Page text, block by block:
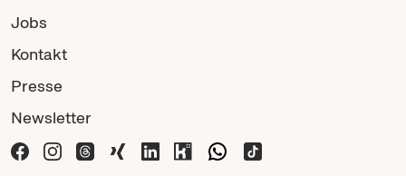
Jobs
Kontakt
Presse
Newsletter